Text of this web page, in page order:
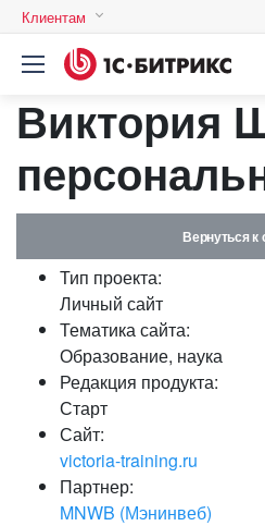
Клиентам
Нет
Логин
Пароль
Забыли свой
или
Виктория
Вернуться к
Тип проекта:
Личный сайт
Тематика сайта:
Образование, наука
Редакция продукта:
Старт
Сайт:
victoria-training.ru
Партнер:
MNWB (Мэнинвеб)